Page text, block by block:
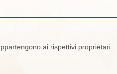
ai rispettivi proprietari